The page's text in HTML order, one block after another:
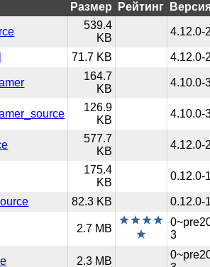
Размер Рейтинг
539.4
KB
4.12.0-
71.7 KB 4.12.0-
164.7
KB
4.10.0-
126.9
KB
4.10.0-
577.7
KB
4.12.0-
175.4
KB
0.12.0-
82.3 KB 0.12.0-
2.7 MB
3
2.3 MB